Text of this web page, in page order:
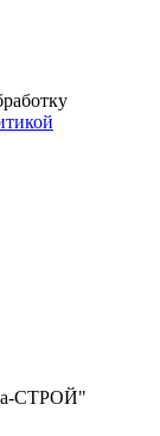
СТРОЙ"